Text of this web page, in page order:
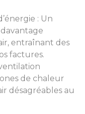
: Un
entraînant des
factures.
de chaleur
désagréables au